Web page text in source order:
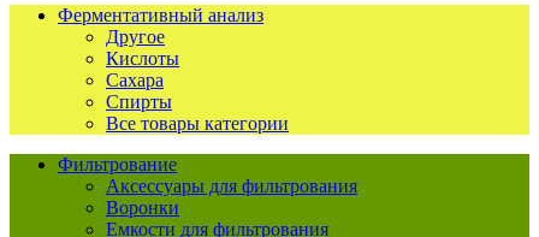
Ферментативный анализ
Другое
Кислоты
Сахара
Спирты
Все товары категории
Фильтрование
Аксессуары для фильтрования
Воронки
Емкости для фильтрования